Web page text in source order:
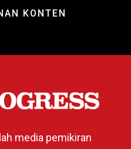
KONTEN
media pemikiran